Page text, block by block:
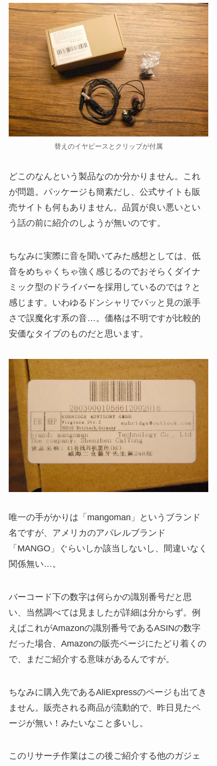
替えのイヤピースとクリップが付属
どこのなんという製品なのか分かりません。これ
が問題。パッケージも簡素だし、公式サイトも販
売サイトも何もありません。品質が良い悪いとい
う話の前に紹介のしようが無いのです。
ちなみに実際に音を聞いてみた感想としては、低
音をめちゃくちゃ強く感じるのでおそらくダイナ
ミック型のドライバーを採用しているのでは？と
感じます。いわゆるドンシャリでパッと見の派手
さで誤魔化す系の音…。価格は不明ですが比較的
安価なタイプのものだと思います。
唯一の手がかりは「mangoman」というブランド
名ですが、アメリカのアパレルブランド
「MANGO」ぐらいしか該当しないし、間違いなく
関係無い…。
バーコード下の数字は何らかの識別番号だと思
い、当然調べては見ましたが詳細は分からず。例
えばこれがAmazonの識別番号であるASINの数字
だった場合、Amazonの販売ページにたどり着くの
で、まだご紹介する意味があるんですが。
ちなみに購入先であるAliExpressのページも出てき
ません。販売される商品が流動的で、昨日見たペ
ージが無い！みたいなこと多いし。
このリサーチ作業はこの後ご紹介する他のガジェ